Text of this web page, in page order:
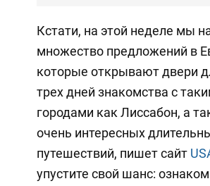
Кстати, на этой неделе мы
множество предложений в
которые открывают двери
трех дней знакомства с
городами как Лиссабон, а
очень интересных
путешествий, пишет сайт
упустите свой шанс: